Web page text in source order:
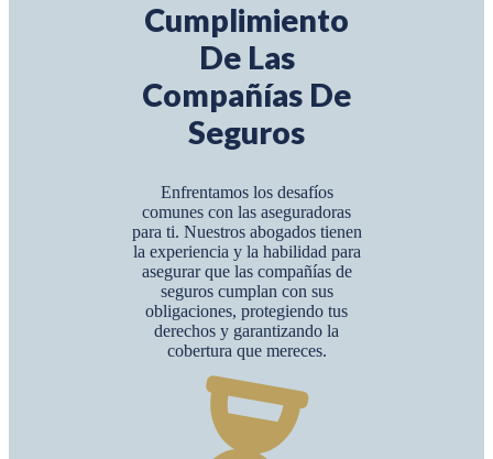
Cumplimiento
De Las
Compañías De
Seguros
Enfrentamos los desafíos
comunes con las aseguradoras
para ti. Nuestros abogados tienen
la experiencia y la habilidad para
asegurar que las compañías de
seguros cumplan con sus
obligaciones, protegiendo tus
derechos y garantizando la
cobertura que mereces.